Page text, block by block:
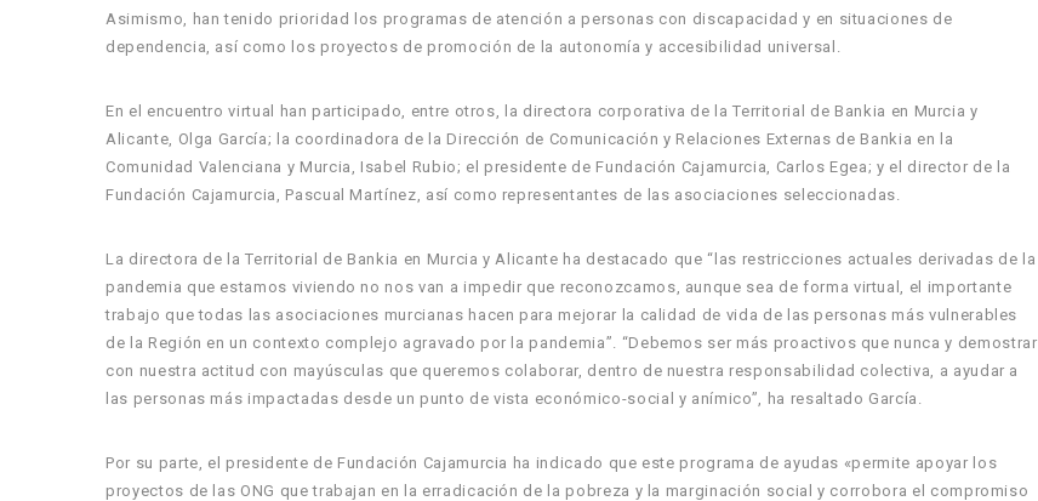
Asimismo, han tenido prioridad los programas de atención a personas con discapacidad y en situaciones de
dependencia, así como los proyectos de promoción de la autonomía y accesibilidad universal.
En el encuentro virtual han participado, entre otros, la directora corporativa de la Territorial de Bankia en Murcia y
Alicante, Olga García; la coordinadora de la Dirección de Comunicación y Relaciones Externas de Bankia en la
Comunidad Valenciana y Murcia, Isabel Rubio; el presidente de Fundación Cajamurcia, Carlos Egea; y el director de la
Fundación Cajamurcia, Pascual Martínez, así como representantes de las asociaciones seleccionadas.
La directora de la Territorial de Bankia en Murcia y Alicante ha destacado que “las restricciones actuales derivadas de la
pandemia que estamos viviendo no nos van a impedir que reconozcamos, aunque sea de forma virtual, el importante
trabajo que todas las asociaciones murcianas hacen para mejorar la calidad de vida de las personas más vulnerables
de la Región en un contexto complejo agravado por la pandemia”. “Debemos ser más proactivos que nunca y demostrar
con nuestra actitud con mayúsculas que queremos colaborar, dentro de nuestra responsabilidad colectiva, a ayudar a
las personas más impactadas desde un punto de vista económico-social y anímico”, ha resaltado García.
Por su parte, el presidente de Fundación Cajamurcia ha indicado que este programa de ayudas «permite apoyar los
proyectos de las ONG que trabajan en la erradicación de la pobreza y la marginación social y corrobora el compromiso